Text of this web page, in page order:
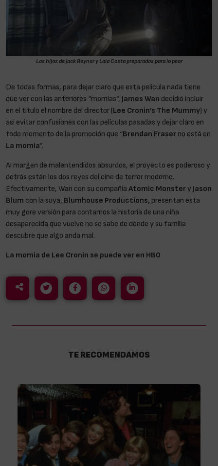
Los hijos de Jack Reynor y Laia Costa preparados para lo peor
De todas formas, para dejar claro que esta película nada tiene
que ver con las anteriores “momias”, James Wan decidió incluir
en el título el nombre del director (Lee Cronin’s The Mummy) y
así evitar confusiones con las películas pasadas y dejar claro en
todo momento de la promoción que “Brendan Fraser no está en
La momia”.
Al margen de malentendidos absurdos, el proyecto es poderoso y
detrás están los dos reyes del cine de terror moderno.
Efectivamente, Wan con su compañía Atomic Monstery Jason
Blum con la suya, Blumhouse Productions, presentan esta
muy gore versión para contarnos la historia de una niña
desaparecida que vuelve no se sabe de dónde y su familia
descubre que algo anda mal.
La momia de Lee Cronin se puede ver en HBO
TE RECOMENDAMOS